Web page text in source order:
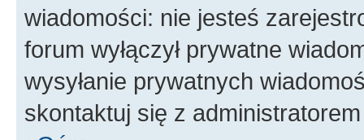
wiadomości: nie jesteś
forum wyłączył prywatne
wysyłanie prywatnych
skontaktuj się z